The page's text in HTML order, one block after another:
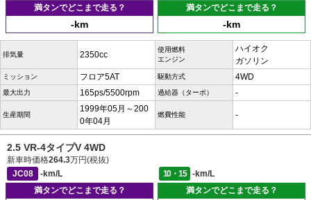
満タンでどこまで走る？
-km
満タンでどこまで走る？
-km
排気量 2350cc
使用燃料
エンジン
ハイオク
ガソリン
ミッション フロア5AT 駆動方式 4WD
最大出力 165ps/5500rpm 過給器（ターボ） -
生産期間
1999年05月～200
0年04月
燃費性能 -
2.5 VR-4タイプV 4WD
新車時価格264.3万円(税抜)
JC08
-km/L 10・15
-km/L
満タンでどこまで走る？
満タンでどこまで走る？